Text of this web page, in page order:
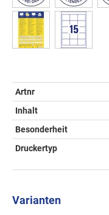
Artnr
Inhalt
Besonderheit
Druckertyp
Varianten